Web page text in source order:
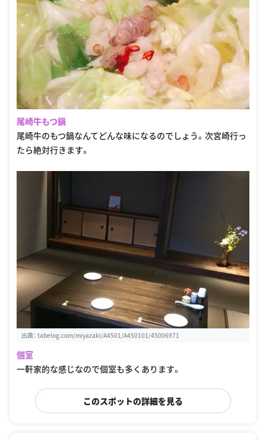
尾崎牛もつ鍋
尾崎牛のもつ鍋なんてどんな味になるのでしょう。次宮崎行っ
たら絶対行きます。
出典： tabelog.com/miyazaki/A4501/A450101/45006971
個室
一軒家的な感じなので個室も多くあります。
このスポットの詳細を見る